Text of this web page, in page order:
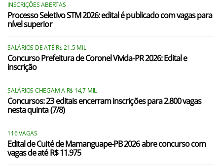
INSCRIÇÕES ABERTAS
Processo Seletivo STM 2026: edital é publicado com vagas para
nível superior
SALÁRIOS DE ATÉ R$ 21.5 MIL
Concurso Prefeitura de Coronel Vivida-PR 2026: Edital e
inscrição
SALÁRIOS CHEGAM A R$ 14,7 MIL
Concursos: 23 editais encerram inscrições para 2.800 vagas
nesta quinta (7/8)
116 VAGAS
Edital de Cuité de Mamanguape-PB 2026 abre concurso com
vagas de até R$ 11.975